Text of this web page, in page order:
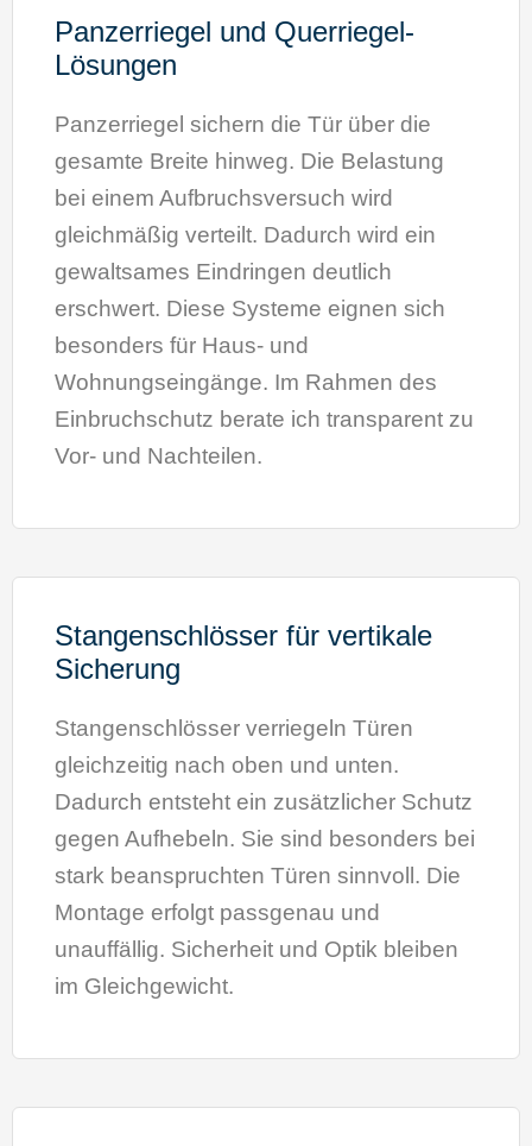
Panzerriegel und Querriegel-
Lösungen
Panzerriegel sichern die Tür über die
gesamte Breite hinweg. Die Belastung
bei einem Aufbruchsversuch wird
gleichmäßig verteilt. Dadurch wird ein
gewaltsames Eindringen deutlich
erschwert. Diese Systeme eignen sich
besonders für Haus- und
Wohnungseingänge. Im Rahmen des
Einbruchschutz berate ich transparent zu
Vor- und Nachteilen.
Stangenschlösser für vertikale
Sicherung
Stangenschlösser verriegeln Türen
gleichzeitig nach oben und unten.
Dadurch entsteht ein zusätzlicher Schutz
gegen Aufhebeln. Sie sind besonders bei
stark beanspruchten Türen sinnvoll. Die
Montage erfolgt passgenau und
unauffällig. Sicherheit und Optik bleiben
im Gleichgewicht.